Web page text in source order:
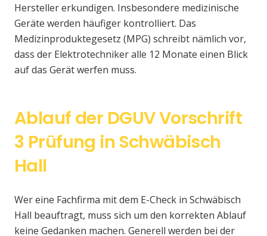
Hersteller erkundigen. Insbesondere medizinische
Geräte werden häufiger kontrolliert. Das
Medizinproduktegesetz (MPG) schreibt nämlich vor,
dass der Elektrotechniker alle 12 Monate einen Blick
auf das Gerät werfen muss.
Ablauf der DGUV Vorschrift
3 Prüfung in Schwäbisch
Hall
Wer eine Fachfirma mit dem E-Check in Schwäbisch
Hall beauftragt, muss sich um den korrekten Ablauf
keine Gedanken machen. Generell werden bei der